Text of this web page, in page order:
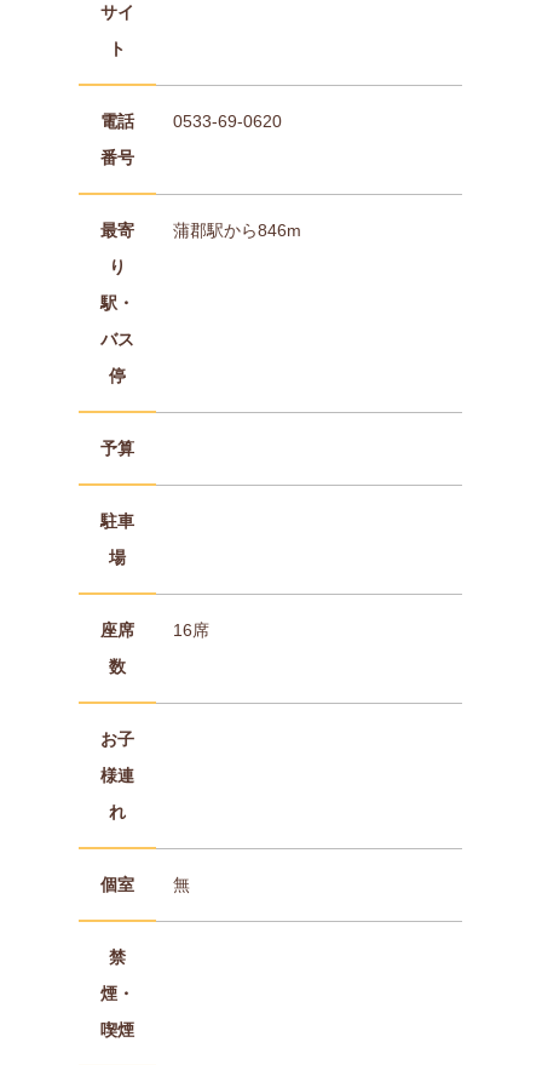
サイ
ト
電話
番号
0533-69-0620
最寄
り
駅・
バス
停
蒲郡駅から846m
予算
駐車
場
座席
数
16席
お子
様連
れ
個室 無
禁
煙・
喫煙